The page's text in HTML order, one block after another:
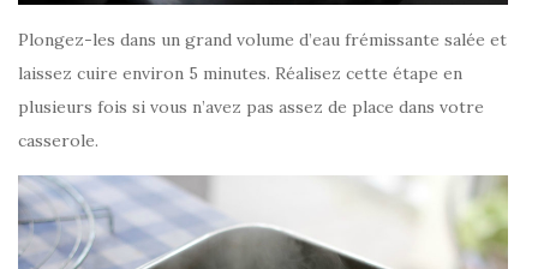
Plongez-les dans un grand volume d’eau frémissante salée et
laissez cuire environ 5 minutes. Réalisez cette étape en
plusieurs fois si vous n’avez pas assez de place dans votre
casserole.